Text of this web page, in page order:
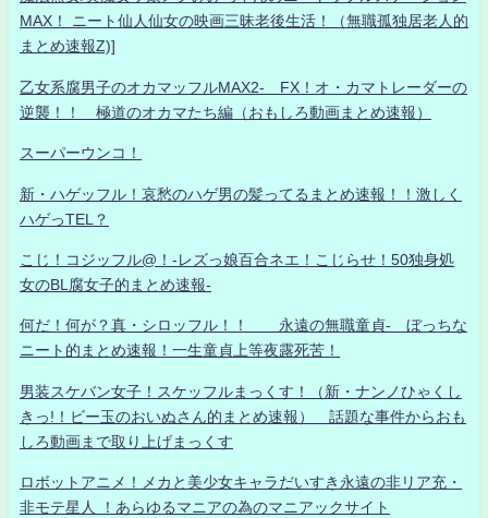
MAX！ ニート仙人仙女の映画三昧老後生活！（無職孤独居老人的
まとめ速報Z)]
乙女系腐男子のオカマッフルMAX2- FX！オ・カマトレーダーの
逆襲！！ 極道のオカマたち編（おもしろ動画まとめ速報）
スーパーウンコ！
新・ハゲッフル！哀愁のハゲ男の髪ってるまとめ速報！！激しく
ハゲっTEL？
こじ！コジッフル@！-レズっ娘百合ネエ！こじらせ！50独身処
女のBL腐女子的まとめ速報-
何だ！何が？真・シロッフル！！ 永遠の無職童貞- ぼっちな
ニート的まとめ速報！一生童貞上等夜露死苦！
男装スケバン女子！スケッフルまっくす！（新・ナンノひゃくし
きっ!！ビー玉のおいぬさん的まとめ速報） 話題な事件からおも
しろ動画まで取り上げまっくす
ロボットアニメ！メカと美少女キャラだいすき永遠の非リア充・
非モテ星人 ！あらゆるマニアの為のマニアックサイト